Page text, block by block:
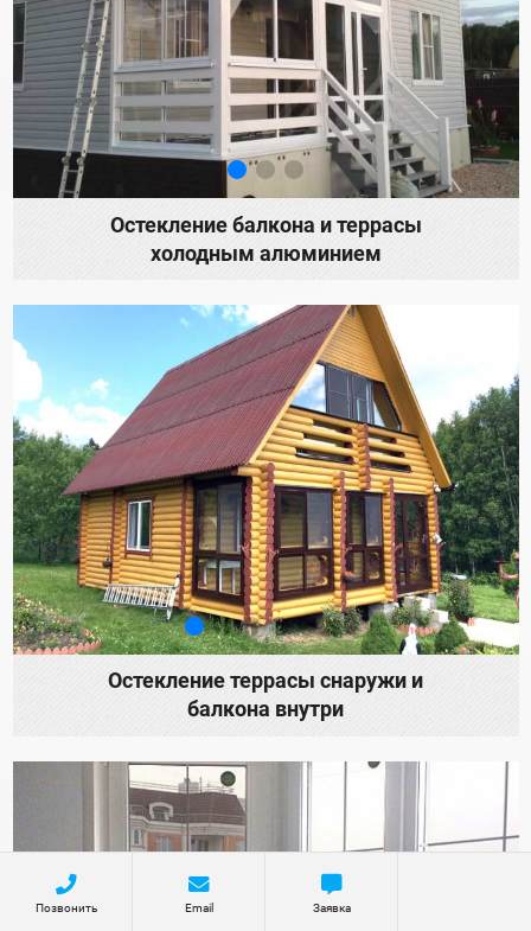
Остекление балкона и террасы
холодным алюминием
Остекление террасы снаружи и
балкона внутри
Позвонить Email Заявка